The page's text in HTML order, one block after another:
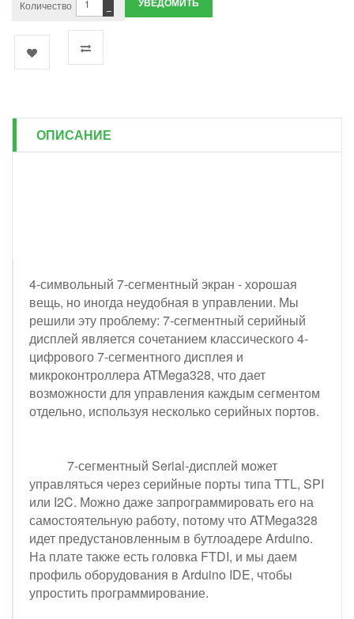
Количество −
ОПИСАНИЕ
4-символьный 7-сегментный экран - хорошая
вещь, но иногда неудобная в управлении. Мы
решили эту проблему: 7-сегментный серийный
дисплей является сочетанием классического 4-
цифрового 7-сегментного дисплея и
микроконтроллера ATMega328, что дает
возможности для управления каждым сегментом
отдельно, используя несколько серийных портов.
7-сегментный Serial-дисплей может
управляться через серийные порты типа TTL, SPI
или I2C. Можно даже запрограммировать его на
самостоятельную работу, потому что ATMega328
идет предустановленным в бутлоадере Arduino.
На плате также есть головка FTDI, и мы даем
профиль оборудования в Arduino IDE, чтобы
упростить программирование.